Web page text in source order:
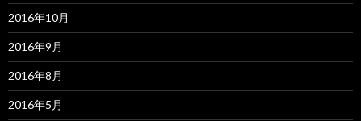
2016年10月
2016年9月
2016年8月
2016年5月